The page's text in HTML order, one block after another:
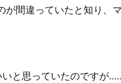
間違っていたと知り、
と思っていたのですが